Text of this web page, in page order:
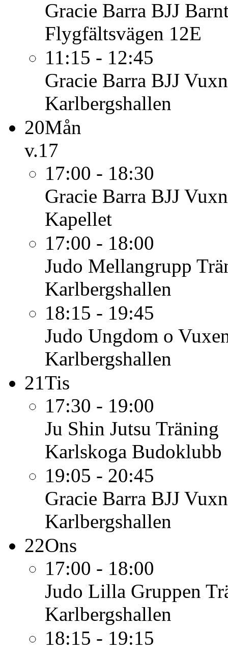
Gracie Barra BJJ
Flygfältsvägen 12E
11:15 - 12:45
Gracie Barra BJJ
Karlbergshallen
20Mån
v.17
17:00 - 18:30
Gracie Barra BJJ
Kapellet
17:00 - 18:00
Judo Mellangrupp
Karlbergshallen
18:15 - 19:45
Judo Ungdom o
Karlbergshallen
21Tis
17:30 - 19:00
Ju Shin Jutsu Träning
Karlskoga Budoklubb
19:05 - 20:45
Gracie Barra BJJ
Karlbergshallen
22Ons
17:00 - 18:00
Judo Lilla Gruppen
Karlbergshallen
18:15 - 19:15